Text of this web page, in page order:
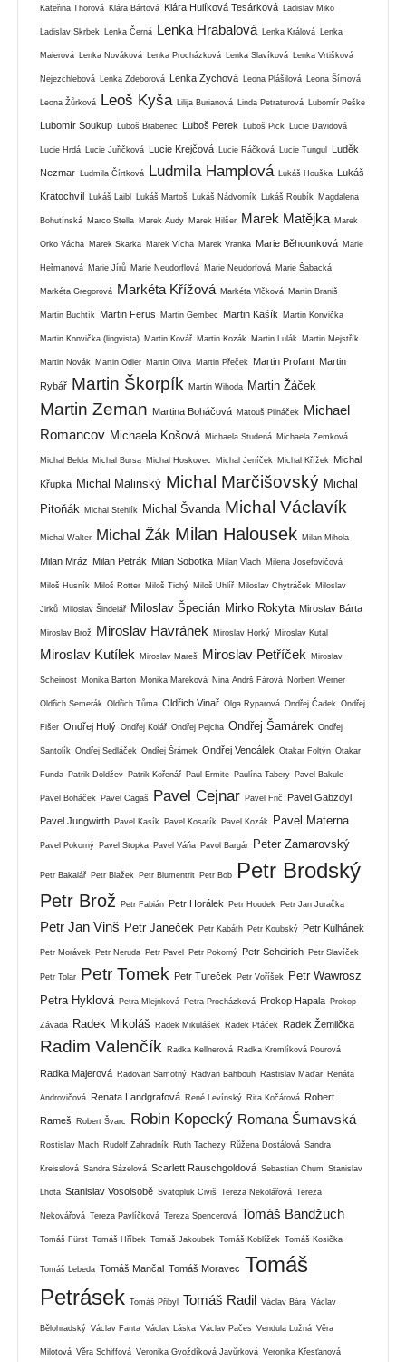
Kateřina Thorová Klára Bártová Klára Hulíková Tesárková Ladislav Miko
Ladislav Skrbek Lenka Černá Lenka Hrabalová Lenka Králová Lenka
Maierová Lenka Nováková Lenka Procházková Lenka Slavíková Lenka Vrtišková
Nejezchlebová Lenka Zdeborová Lenka Zychová Leona Plášilová Leona Šímová
Leona Žůrková Leoš Kyša Lilija Burianová Linda Petraturová Lubomír Peške
Lubomír Soukup Luboš Brabenec Luboš Perek Luboš Pick Lucie Davidová
Lucie Hrdá Lucie Juřičková Lucie Krejčová Lucie Ráčková Lucie Tungul Luděk
Nezmar Ludmila Čírtková Ludmila Hamplová Lukáš Houška Lukáš
Kratochvíl Lukáš Laibl Lukáš Martoš Lukáš Nádvorník Lukáš Roubík Magdalena
Bohutínská Marco Stella Marek Audy Marek Hilšer Marek Matějka Marek
Orko Vácha Marek Skarka Marek Vícha Marek Vranka Marie Běhounková Marie
Heřmanová Marie Jírů Marie Neudorflová Marie Neudorfová Marie Šabacká
Markéta Gregorová Markéta Křížová Markéta Vlčková Martin Braniš
Martin Buchtík Martin Ferus Martin Gembec Martin Kašík Martin Konvička
Martin Konvička (lingvista) Martin Kovář Martin Kozák Martin Lulák Martin Mejstřík
Martin Novák Martin Odler Martin Oliva Martin Přeček Martin Profant Martin
Rybář Martin Škorpík Martin Wihoda Martin Žáček
Martin Zeman Martina Boháčová Matouš Pilnáček
Michael
Romancov Michaela Košová Michaela Studená Michaela Zemková
Michal Belda Michal Bursa Michal Hoskovec Michal Jeníček Michal Křížek Michal
Křupka Michal Malinský Michal Marčišovský Michal
Pitoňák
Michal Stehlík Michal Švanda Michal Václavík
Michal Walter Michal Žák Milan Halousek Milan Mihola
Milan Mráz Milan Petrák Milan Sobotka Milan Vlach Milena Josefovičová
Miloš Husník Miloš Rotter Miloš Tichý Miloš Uhlíř Miloslav Chytráček Miloslav
Jirků Miloslav Šindelář Miloslav Špecián Mirko Rokyta Miroslav Bárta
Miroslav Brož Miroslav Havránek Miroslav Horký Miroslav Kutal
Miroslav Kutílek Miroslav Mareš Miroslav Petříček Miroslav
Scheinost Monika Barton Monika Mareková Nina Andrš Fárová Norbert Werner
Oldřich Semerák Oldřich Tůma Oldřich Vinař Olga Ryparová Ondřej Čadek Ondřej
Fišer Ondřej Holý Ondřej Kolář Ondřej Pejcha Ondřej Šamárek Ondřej
Santolík Ondřej Sedláček Ondřej Šrámek Ondřej Vencálek Otakar Foltýn Otakar
Funda Patrik Doldžev Patrik Kořenář Paul Ermite Paulína Tabery Pavel Bakule
Pavel Boháček Pavel Cagaš Pavel Cejnar Pavel Frič Pavel Gabzdyl
Pavel Jungwirth Pavel Kasík Pavel Kosatík Pavel Kozák Pavel Materna
Pavel Pokorný Pavel Stopka Pavel Váňa Pavol Bargár Peter Zamarovský
Petr Bakalář Petr Blažek Petr Blumentrit Petr Bob Petr Brodský
Petr Brož Petr Fabián Petr Horálek Petr Houdek Petr Jan Juračka
Petr Jan Vinš Petr Janeček Petr Kabáth Petr Koubský Petr Kulhánek
Petr Morávek Petr Neruda Petr Pavel Petr Pokorný Petr Scheirich Petr Slavíček
Petr Tolar Petr Tomek Petr Tureček Petr Voříšek
Petr Wawrosz
Petra Hyklová Petra Mlejnková Petra Procházková Prokop Hapala Prokop
Závada Radek Mikoláš Radek Mikulášek Radek Ptáček Radek Žemlička
Radim Valenčík Radka Kellnerová Radka Kremlíková Pourová
Radka Majerová Radovan Samotný Radvan Bahbouh Rastislav Maďar Renáta
Androvičová Renata Landgrafová René Levínský Rita Kočárová Robert
Rameš Robert Švarc Robin Kopecký Romana Šumavská
Rostislav Mach Rudolf Zahradník Ruth Tachezy Růžena Dostálová Sandra
Kreisslová Sandra Sázelová Scarlett Rauschgoldová Sebastian Chum Stanislav
Lhota Stanislav Vosolsobě Svatopluk Civiš Tereza Nekolářová Tereza
Nekovářová Tereza Pavlíčková Tereza Spencerová Tomáš Bandžuch
Tomáš Fürst Tomáš Hříbek Tomáš Jakoubek Tomáš Koblížek Tomáš Kosička
Tomáš Lebeda Tomáš Mančal Tomáš Moravec Tomáš
Petrásek Tomáš Přibyl Tomáš Radil Václav Bára Václav
Bělohradský Václav Fanta Václav Láska Václav Pačes Vendula Lužná Věra
Milotová Věra Schiffová Veronika Gvoždíková Javůrková Veronika Křesťanová